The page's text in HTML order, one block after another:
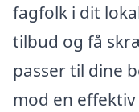
fagfolk i dit
tilbud og få
passer til dine
mod en